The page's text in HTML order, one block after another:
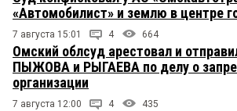
«Автомобилист» и землю в центре
7 августа 15:01 4 664
Омский облсуд арестовал и
ПЫЖОВА и РЫГАЕВА по делу о
организации
7 августа 12:00 4 435